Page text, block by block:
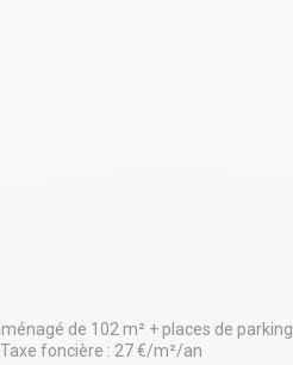
de 102 m² + places de parking
Taxe foncière : 27 €/m²/an